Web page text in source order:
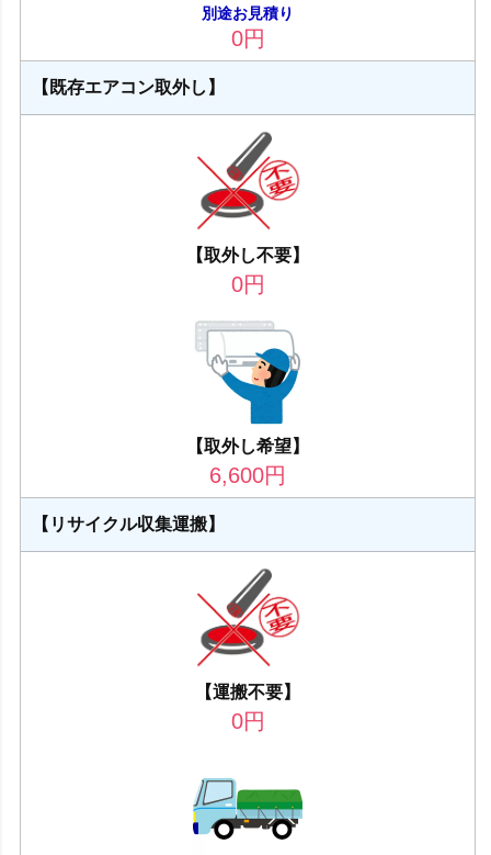
別途お見積り
0円
【既存エアコン取外し】
【取外し不要】
0円
【取外し希望】
6,600円
【リサイクル収集運搬】
【運搬不要】
0円